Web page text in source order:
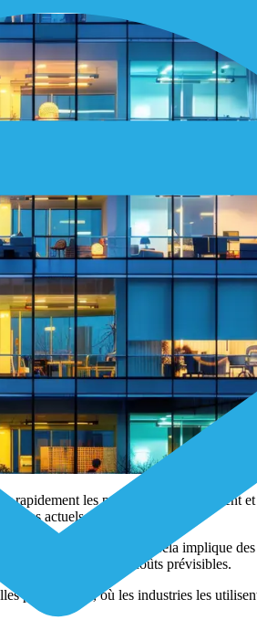
rapidement les problèmes d'équipement
actuels.
et plus connectés. Cela implique
les pays, avec des coûts prévisibles.
perspectives, où les industries les